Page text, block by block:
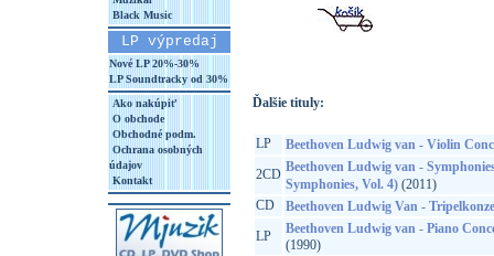
Black Music
LP výpredaj
Nové LP 20%-30%
LP Soundtracky od 30%
Ako nakúpiť
O obchode
Obchodné podm.
Ochrana osobných
údajov
Kontakt
Ďalšie tituly:
LP
Beethoven Ludwig van - Violin
2CD Beethoven Ludwig van -
Symphonies, Vol. 4)(2011)
CD
Beethoven Ludwig Van -
LP
Beethoven Ludwig van - Piano
(1990)